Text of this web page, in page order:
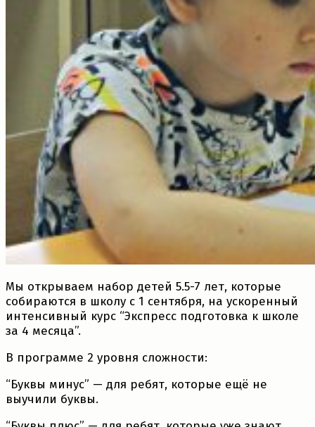
Мы открываем набор детей 5.5-7 лет, которые
собираются в школу с 1 сентября, на ускоренный
интенсивный курс “Экспресс подготовка к школе
за 4 месяца”.
В программе 2 уровня сложности:
“Буквы минус” — для ребят, которые ещё не
выучили буквы.